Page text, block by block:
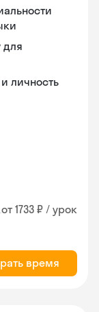
для
личность
от 1733 ₽ / урок
время